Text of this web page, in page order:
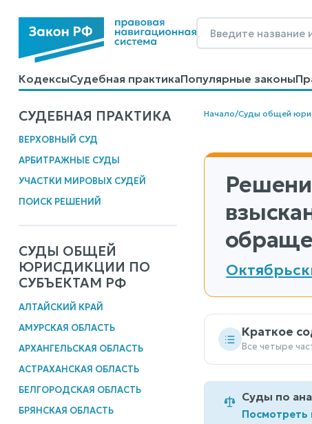
КодексыСудебная практикаПопулярные законы
КалькуляторыСправочные материалыОбразцы
СУДЕБНАЯ ПРАКТИКА
ВЕРХОВНЫЙ СУД
АРБИТРАЖНЫЕ СУДЫ
УЧАСТКИ МИРОВЫХ СУДЕЙ
ПОИСК РЕШЕНИЙ
СУДЫ ОБЩЕЙ
ЮРИСДИКЦИИ ПО
СУБЪЕКТАМ РФ
АЛТАЙСКИЙ КРАЙ
АМУРСКАЯ ОБЛАСТЬ
АРХАНГЕЛЬСКАЯ ОБЛАСТЬ
АСТРАХАНСКАЯ ОБЛАСТЬ
БЕЛГОРОДСКАЯ ОБЛАСТЬ
БРЯНСКАЯ ОБЛАСТЬ
Начало/Суды общей
Краткое
Все четыре
Суды по
Посмотреть